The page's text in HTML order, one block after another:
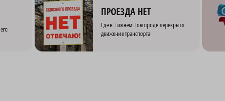
ПРОЕЗДА НЕТ
Где в Нижнем Новгороде перекрыто
движение транспорта